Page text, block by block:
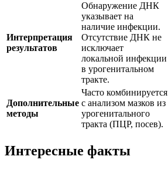
Интерпретация
результатов
Обнаружение ДНК
указывает на
наличие инфекции.
Отсутствие ДНК не
исключает
локальной инфекции
в урогенитальном
тракте.
Дополнительные
методы
Часто комбинируется
с анализом мазков из
урогенитального
тракта (ПЦР, посев).
Интересные факты